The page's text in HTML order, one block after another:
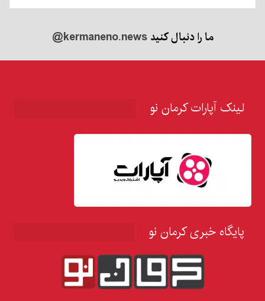
ما را دنبال کنید@kermaneno.news
لینک آپارات کرمان نو
پایگاه خبری کرمان نو